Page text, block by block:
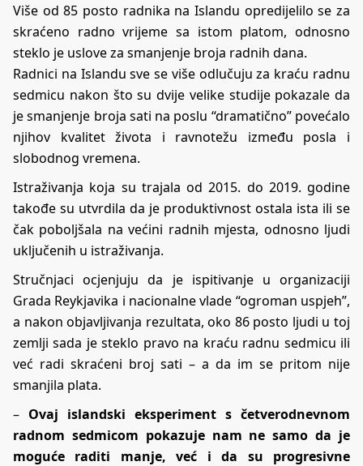
Više od 85 posto radnika na Islandu opredijelilo se za
skraćeno radno vrijeme sa istom platom, odnosno
steklo je uslove za smanjenje broja radnih dana.
Radnici na Islandu sve se više odlučuju za kraću radnu
sedmicu nakon što su dvije velike studije pokazale da
je smanjenje broja sati na poslu “dramatično” povećalo
njihov kvalitet života i ravnotežu između posla i
slobodnog vremena.
Istraživanja koja su trajala od 2015. do 2019. godine
takođe su utvrdila da je produktivnost ostala ista ili se
čak poboljšala na većini radnih mjesta, odnosno ljudi
uključenih u istraživanja.
Stručnjaci ocjenjuju da je ispitivanje u organizaciji
Grada Reykjavika i nacionalne vlade “ogroman uspjeh”,
a nakon objavljivanja rezultata, oko 86 posto ljudi u toj
zemlji sada je steklo pravo na kraću radnu sedmicu ili
već radi skraćeni broj sati – a da im se pritom nije
smanjila plata.
– Ovaj islandski eksperiment s četverodnevnom
radnom sedmicom pokazuje nam ne samo da je
moguće raditi manje, već i da su progresivne